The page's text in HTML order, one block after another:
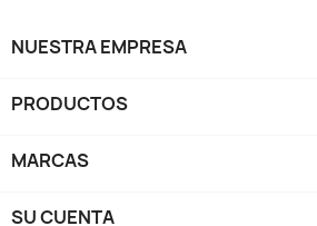
NUESTRA EMPRESA
PRODUCTOS
MARCAS
SU CUENTA